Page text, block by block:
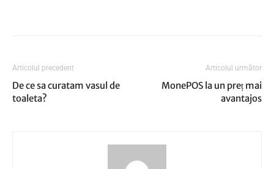
Articolul precedent
De ce sa curatam vasul de
toaleta?
Articolul următor
MonePOS la un preț mai
avantajos